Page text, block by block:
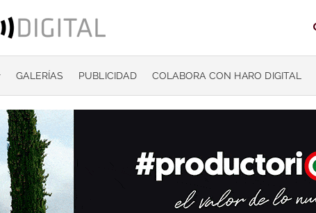
GALERÍAS PUBLICIDAD COLABORA CON HARO DIGITAL